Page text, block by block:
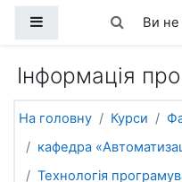
Бокова панель
Ви не
Інформація
На головну Курси
кафедра
Технологія